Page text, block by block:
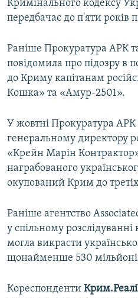
Кримінального кодексу
передбачає до п'яти років
Раніше Прокуратура АРК
повідомила про підозру в
до Криму капітанам
Кошка» та «Амур-2501».
У жовтні Прокуратура АРК
генеральному директору
«Крейн Марін
награбованого
окупований Крим до
Раніше агентство
у спільному
могла викрасти
щонайменше 530
Кореспонденти